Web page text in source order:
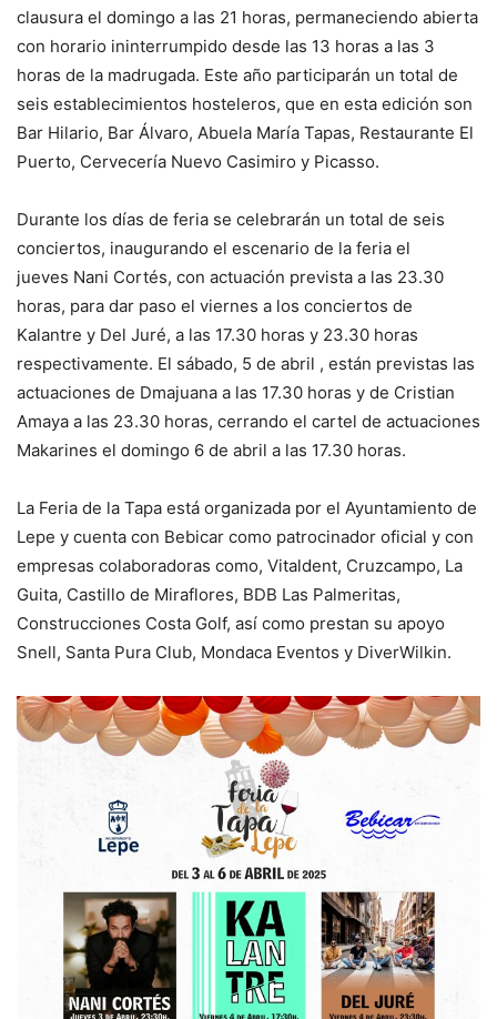
clausura el domingo a las 21 horas, permaneciendo abierta
con horario ininterrumpido desde las 13 horas a las 3
horas de la madrugada. Este año participarán un total de
seis establecimientos hosteleros, que en esta edición son
Bar Hilario, Bar Álvaro, Abuela María Tapas, Restaurante El
Puerto, Cervecería Nuevo Casimiro y Picasso.
Durante los días de feria se celebrarán un total de seis
conciertos, inaugurando el escenario de la feria el
jueves Nani Cortés, con actuación prevista a las 23.30
horas, para dar paso el viernes a los conciertos de
Kalantre y Del Juré, a las 17.30 horas y 23.30 horas
respectivamente. El sábado, 5 de abril , están previstas las
actuaciones de Dmajuana a las 17.30 horas y de Cristian
Amaya a las 23.30 horas, cerrando el cartel de actuaciones
Makarines el domingo 6 de abril a las 17.30 horas.
La Feria de la Tapa está organizada por el Ayuntamiento de
Lepe y cuenta con Bebicar como patrocinador oficial y con
empresas colaboradoras como, Vitaldent, Cruzcampo, La
Guita, Castillo de Miraflores, BDB Las Palmeritas,
Construcciones Costa Golf, así como prestan su apoyo
Snell, Santa Pura Club, Mondaca Eventos y DiverWilkin.